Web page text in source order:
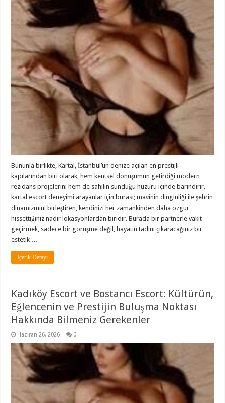
Bununla birlikte, Kartal, İstanbul’un denize açılan en prestijli
kapılarından biri olarak, hem kentsel dönüşümün getirdiği modern
rezidans projelerini hem de sahilin sunduğu huzuru içinde barındırır.
kartal escort deneyimi arayanlar için burası; mavinin dinginliği ile şehrin
dinamizmini birleştiren, kendinizi her zamankinden daha özgür
hissettiğiniz nadir lokasyonlardan biridir. Burada bir partnerle vakit
geçirmek, sadece bir görüşme değil, hayatın tadını çıkaracağınız bir
estetik …
İçerik Detayı
Kadıköy Escort ve Bostancı Escort: Kültürün,
Eğlencenin ve Prestijin Buluşma Noktası
Hakkında Bilmeniz Gerekenler
Haziran 26, 2026 0